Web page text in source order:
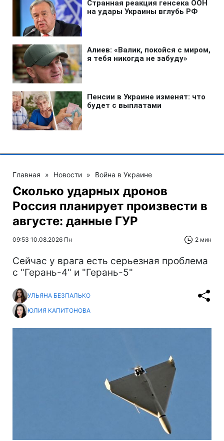
Главная » Новости » Война в Украине
Сколько ударных дронов
Россия планирует произвести в
августе: данные ГУР
09:53 10.08.2026 Пн 2 мин
Сейчас у врага есть серьезная проблема
с "Герань-4" и "Герань-5"
УЛЬЯНА БЕЗПАЛЬКО
ЮЛИЯ КАПИТОНОВА